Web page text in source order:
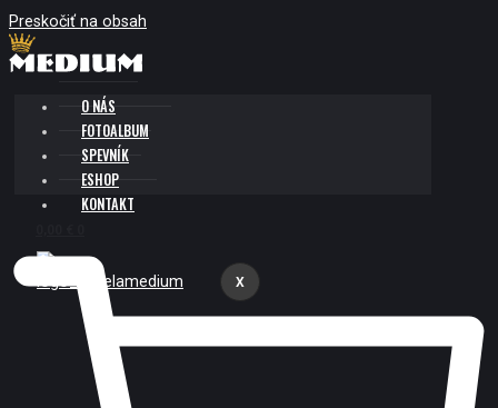
Preskočiť na obsah
O NÁS
FOTOALBUM
SPEVNÍK
ESHOP
KONTAKT
X